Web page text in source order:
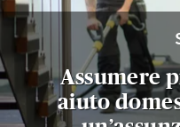
Assumere
aiuto